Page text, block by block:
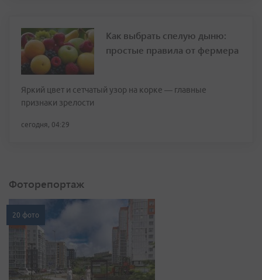
Как выбрать спелую дыню:
простые правила от фермера
Яркий цвет и сетчатый узор на корке — главные
признаки зрелости
сегодня, 04:29
Фоторепортаж
20 фото